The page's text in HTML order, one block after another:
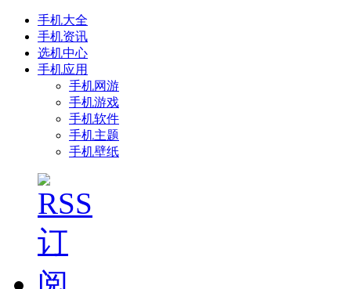
手机大全
手机资讯
选机中心
手机应用
手机网游
手机游戏
手机软件
手机主题
手机壁纸